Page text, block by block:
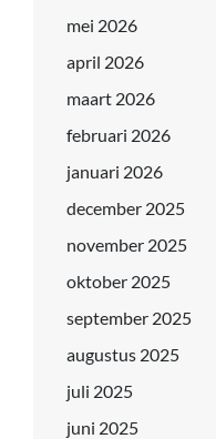
mei 2026
april 2026
maart 2026
februari 2026
januari 2026
december 2025
november 2025
oktober 2025
september 2025
augustus 2025
juli 2025
juni 2025